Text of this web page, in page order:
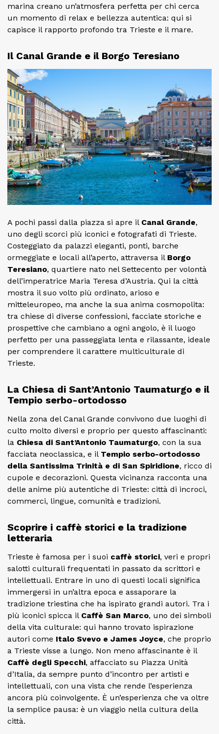
marina creano un’atmosfera perfetta per chi cerca
un momento di relax e bellezza autentica: qui si
capisce il rapporto profondo tra Trieste e il mare.
Il Canal Grande e il Borgo Teresiano
A pochi passi dalla piazza si apre il Canal Grande,
uno degli scorci più iconici e fotografati di Trieste.
Costeggiato da palazzi eleganti, ponti, barche
ormeggiate e locali all’aperto, attraversa il Borgo
Teresiano, quartiere nato nel Settecento per volontà
dell’imperatrice Maria Teresa d’Austria. Qui la città
mostra il suo volto più ordinato, arioso e
mitteleuropeo, ma anche la sua anima cosmopolita:
tra chiese di diverse confessioni, facciate storiche e
prospettive che cambiano a ogni angolo, è il luogo
perfetto per una passeggiata lenta e rilassante, ideale
per comprendere il carattere multiculturale di
Trieste.
La Chiesa di Sant’Antonio Taumaturgo e il
Tempio serbo-ortodosso
Nella zona del Canal Grande convivono due luoghi di
culto molto diversi e proprio per questo affascinanti:
la Chiesa di Sant’Antonio Taumaturgo, con la sua
facciata neoclassica, e il Tempio serbo-ortodosso
della Santissima Trinità e di San Spiridione, ricco di
cupole e decorazioni. Questa vicinanza racconta una
delle anime più autentiche di Trieste: città di incroci,
commerci, lingue, comunità e tradizioni.
Scoprire i caffè storici e la tradizione
letteraria
Trieste è famosa per i suoi caffè storici, veri e propri
salotti culturali frequentati in passato da scrittori e
intellettuali. Entrare in uno di questi locali significa
immergersi in un’altra epoca e assaporare la
tradizione triestina che ha ispirato grandi autori. Tra i
più iconici spicca il Caffè San Marco, uno dei simboli
della vita culturale: qui hanno trovato ispirazione
autori come Italo Svevo e James Joyce, che proprio
a Trieste visse a lungo. Non meno affascinante è il
Caffè degli Specchi, affacciato su Piazza Unità
d’Italia, da sempre punto d’incontro per artisti e
intellettuali, con una vista che rende l’esperienza
ancora più coinvolgente. È un’esperienza che va oltre
la semplice pausa: è un viaggio nella cultura della
città.